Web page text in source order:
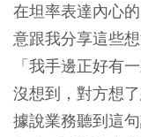
在坦率表達內心
意跟我分享這些想
「我手邊正好有
沒想到，對方想
據說業務聽到這